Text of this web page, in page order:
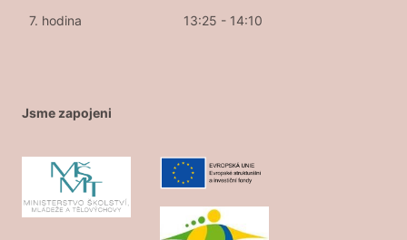
7. hodina 13:25 - 14:10
Jsme zapojeni